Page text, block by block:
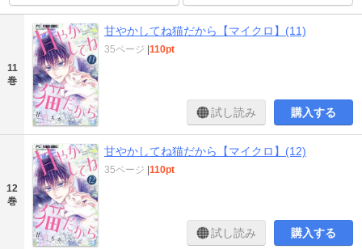
11
巻
甘やかしてね猫だから【マイクロ】(11)
35ページ 110pt
試し読み 購入する
12
巻
甘やかしてね猫だから【マイクロ】(12)
35ページ 110pt
試し読み 購入する